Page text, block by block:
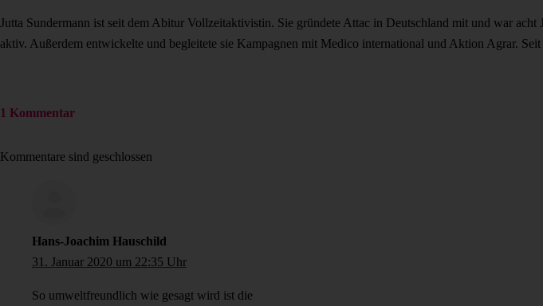
Jutta Sundermann ist seit dem Abitur Vollzeitaktivistin. Sie gründete Attac in Deutschland mit und war
aktiv. Außerdem entwickelte und begleitete sie Kampagnen mit Medico international und Aktion Agrar.
1 Kommentar
Kommentare sind geschlossen
Hans-Joachim Hauschild
31. Januar 2020 um 22:35 Uhr
So umweltfreundlich wie gesagt wird ist die